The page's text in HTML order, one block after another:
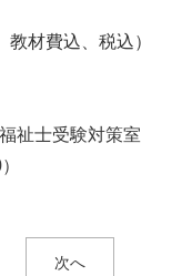
材費込、税込）
祉士受験対策室
次へ